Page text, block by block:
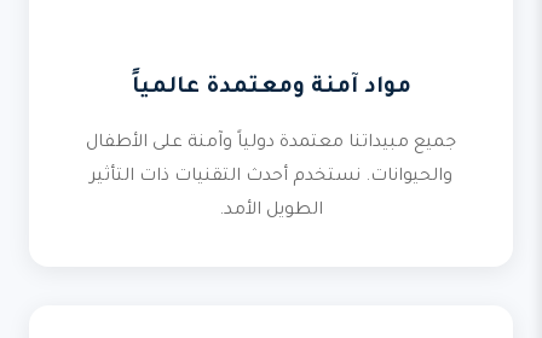
مواد آمنة ومعتمدة عالمياً
جميع مبيداتنا معتمدة دولياً وآمنة على الأطفال
والحيوانات. نستخدم أحدث التقنيات ذات التأثير
الطويل الأمد.